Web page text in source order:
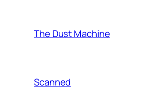
The Dust Machine
Scanned